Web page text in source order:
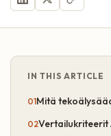
IN THIS ARTICLE
Mitä
Vertailukriteerit